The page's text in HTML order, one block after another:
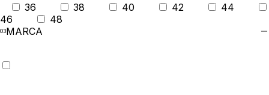
36 38 40 42
44
46
48
MARCA